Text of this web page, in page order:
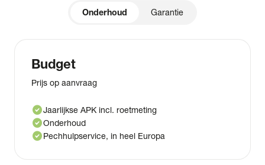
Onderhoud Garantie
Budget
Prijs op aanvraag
check_circleJaarlijkse APK incl. roetmeting
check_circleOnderhoud
check_circlePechhulpservice, in heel Europa